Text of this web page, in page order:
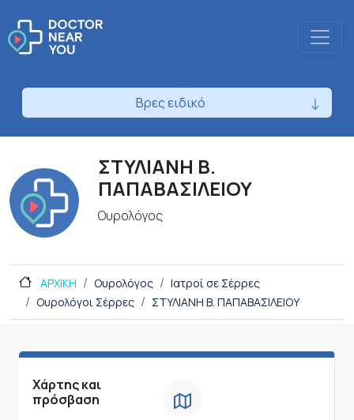
Βρες ειδικό
ΣΤΥΛΙΑΝΗ Β.
ΠΑΠΑΒΑΣΙΛΕΙΟΥ
Ουρολόγος
ΑΡΧΙΚΗ Ουρολόγος
Ιατροί σε Σέρρες
Ουρολόγοι Σέρρες
ΣΤΥΛΙΑΝΗ Β. ΠΑΠΑΒΑΣΙΛΕΙΟΥ
Χάρτης και
πρόσβαση